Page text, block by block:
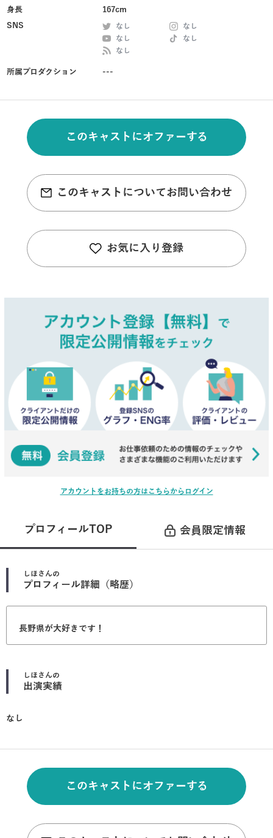
身長
167cm
SNS
なし
なし
なし
なし
なし
所属プロダクション ---
このキャストにオファーする
このキャストについてお問い合わせ
お気に入り登録
アカウントをお持ちの方はこちらからログイン
プロフィールTOP 会員限定情報
しほ さんの
プロフィール詳細（略歴）
長野県が大好きです！
しほ さんの
出演実績
なし
このキャストにオファーする